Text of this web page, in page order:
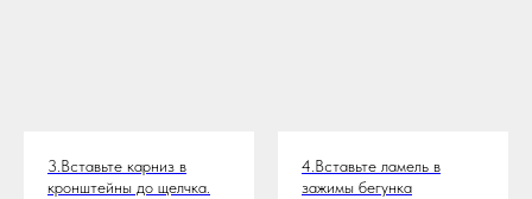
3.Вставьте карниз в
кронштейны до щелчка.
4.Вставьте ламель в
зажимы бегунка